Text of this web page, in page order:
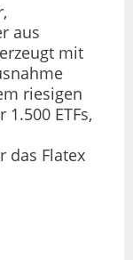
aus
mit
riesigen
ETFs,
das Flatex